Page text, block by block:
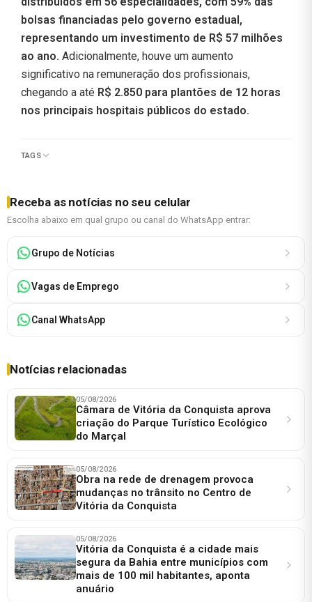
bolsas financiadas pelo governo estadual,
representando um investimento de R$ 57 milhões
ao ano. Adicionalmente, houve um aumento
significativo na remuneração dos profissionais,
chegando a até R$ 2.850 para plantões de 12 horas
nos principais hospitais públicos do estado.
TAGS
Receba as notícias no seu celular
Escolha abaixo em qual grupo ou canal do WhatsApp entrar:
Grupo de Notícias
Vagas de Emprego
Canal WhatsApp
Notícias relacionadas
05/08/2026
Câmara de Vitória da Conquista aprova
criação do Parque Turístico Ecológico
do Marçal
05/08/2026
Obra na rede de drenagem provoca
mudanças no trânsito no Centro de
Vitória da Conquista
05/08/2026
Vitória da Conquista é a cidade mais
segura da Bahia entre municípios com
mais de 100 mil habitantes, aponta
anuário